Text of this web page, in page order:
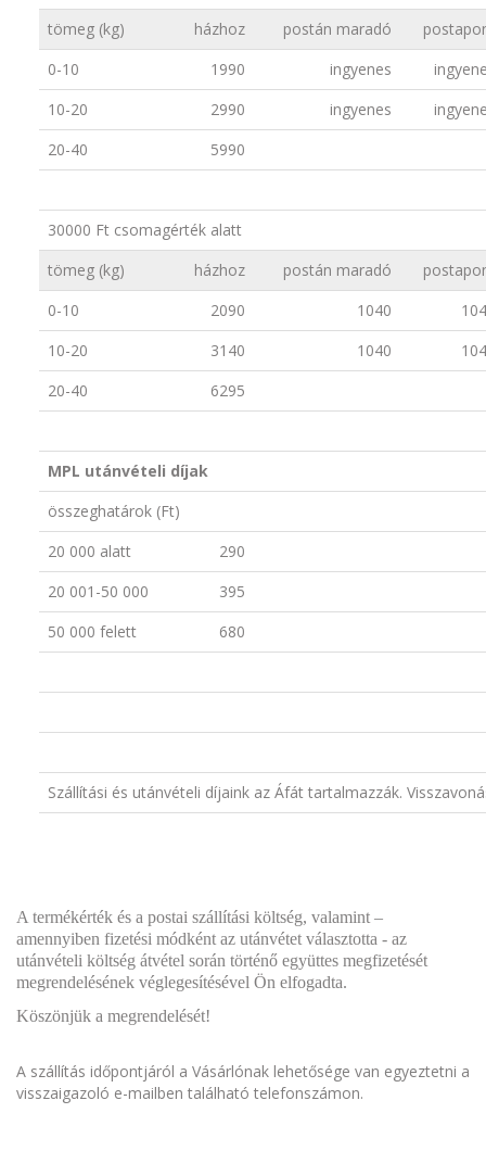
tömeg (kg)
házhoz postán maradó
0-10
1990 ingyenes
10-20
2990 ingyenes
20-40
5990
30000 Ft csomagérték alatt
tömeg (kg)
házhoz postán maradó
0-10
2090 1040
10-20
3140 1040
20-40
6295
MPL utánvételi díjak
összeghatárok (Ft)
20 000 alatt
290
20 001-50 000
395
50 000 felett
680
Szállítási és utánvételi díjaink az Áfát tartalmazzák.
A termékérték és a postai szállítási költség, valamint –
amennyiben fizetési módként az utánvétet választotta - az
utánvételi költség átvétel során történő együttes megfizetését
megrendelésének véglegesítésével Ön elfogadta.
Köszönjük a megrendelését!
​A szállítás időpontjáról a Vásárlónak lehetősége van egyeztetni a
visszaigazoló e-mailben található telefonszámon.